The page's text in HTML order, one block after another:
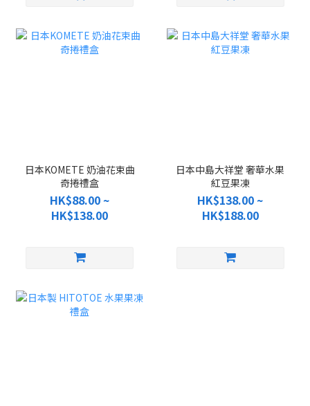
日本KOMETE 奶油花束曲
奇捲禮盒
HK$88.00 ~
HK$138.00
日本中島大祥堂 奢華水果
紅豆果凍
HK$138.00 ~
HK$188.00